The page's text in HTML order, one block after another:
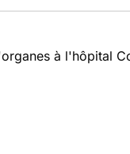
à l'hôpital